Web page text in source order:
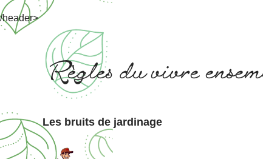
/header>
Règles du vivre
Les bruits de jardinage